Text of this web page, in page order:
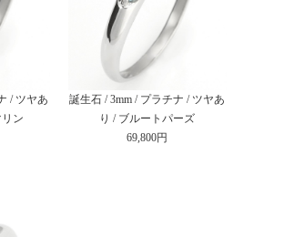
/ ツヤあ
ン
誕生石 / 3mm / プラチナ / ツヤあ
り / ブルートパーズ
69,800円